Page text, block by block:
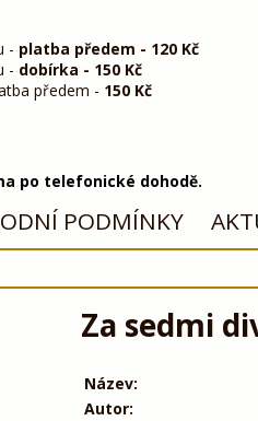
- platba předem - 120 Kč
- dobírka - 150 Kč
předem - 150 Kč
po telefonické dohodě.
PODMÍNKY
Za sedmi
Název:
Autor: